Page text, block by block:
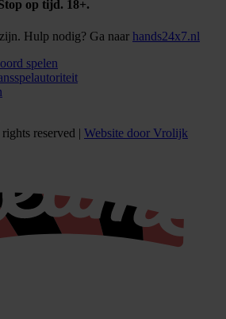
op tijd. 18+.
Hulp nodig? Ga naar hands24x7.nl
spelen
reserved | Website door Vrolijk